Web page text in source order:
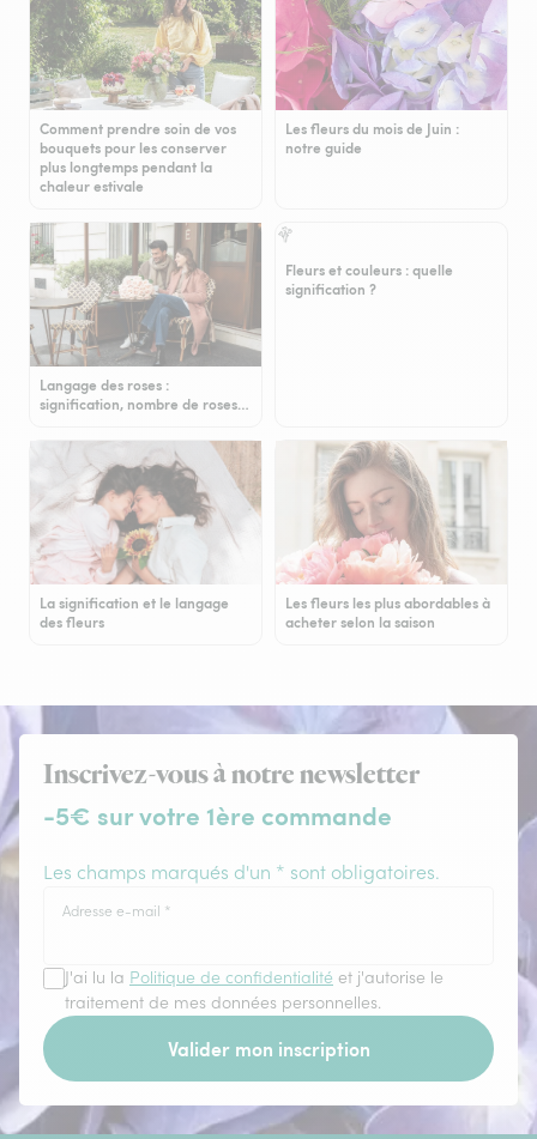
Comment prendre soin de vos
bouquets pour les conserver
plus longtemps pendant la
chaleur estivale
Les fleurs du mois de Juin :
notre guide
Langage des roses :
signification, nombre de roses…
Fleurs et couleurs : quelle
signification ?
La signification et le langage
des fleurs
Les fleurs les plus abordables à
acheter selon la saison
Inscrivez-vous à notre newsletter
-5€ sur votre 1ère commande
Les champs marqués d'un * sont obligatoires.
Adresse e-mail *
J'ai lu la Politique de confidentialité et j'autorise le
traitement de mes données personnelles.
Valider mon inscription